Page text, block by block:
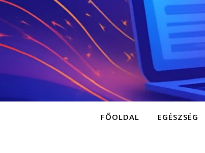
FŐOLDAL EGÉSZSÉG